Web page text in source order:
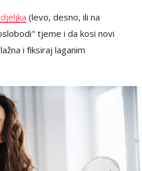
(levo, desno, ili na
tjeme i da kosi novi
i fiksiraj laganim